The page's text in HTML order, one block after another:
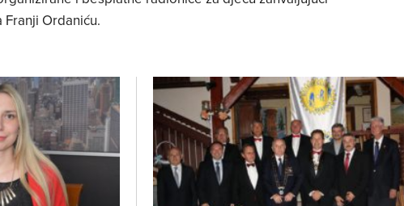
Ordaniću.